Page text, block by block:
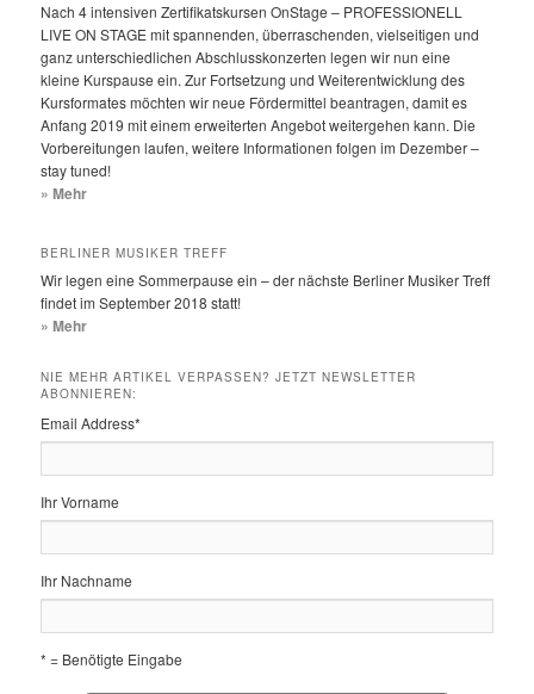
Nach 4 intensiven Zertifikatskursen OnStage – PROFESSIONELL
LIVE ON STAGE mit spannenden, überraschenden, vielseitigen und
ganz unterschiedlichen Abschlusskonzerten legen wir nun eine
kleine Kurspause ein. Zur Fortsetzung und Weiterentwicklung des
Kursformates möchten wir neue Fördermittel beantragen, damit es
Anfang 2019 mit einem erweiterten Angebot weitergehen kann. Die
Vorbereitungen laufen, weitere Informationen folgen im Dezember –
stay tuned!
» Mehr
BERLINER MUSIKER TREFF
Wir legen eine Sommerpause ein – der nächste Berliner Musiker Treff
findet im September 2018 statt!
» Mehr
NIE MEHR ARTIKEL VERPASSEN? JETZT NEWSLETTER
ABONNIEREN:
Email Address*
Ihr Vorname
Ihr Nachname
* = Benötigte Eingabe